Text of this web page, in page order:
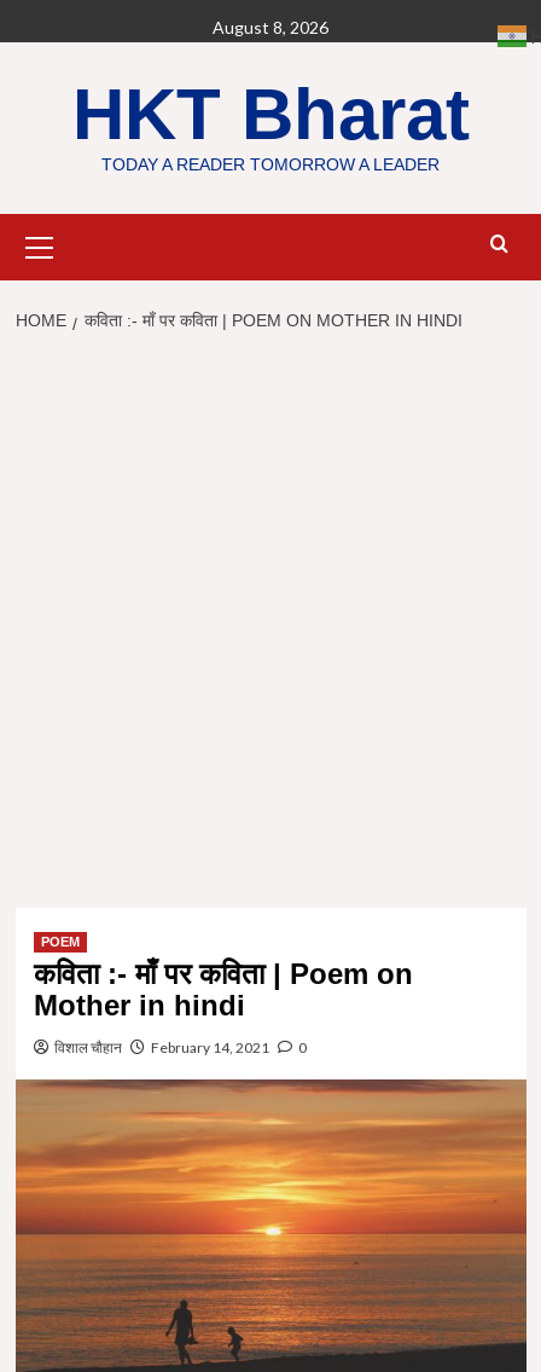
to
August 8, 2026
HKT Bharat
TODAY A READER TOMORROW A LEADER
Menu
HOME कविता :- माँ पर कविता | POEM ON MOTHER IN HINDI
POEM
कविता :- माँ पर कविता | Poem on
Mother in hindi
विशाल चौहान February 14, 2021 0